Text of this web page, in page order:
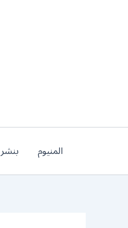
المنيوم بنشر